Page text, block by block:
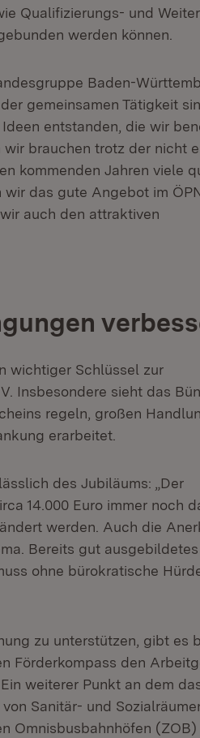
Qualifizierungs- und
werden können.
Baden-
gemeinsamen Tätigkeit
entstanden, die wir
brauchen trotz der nicht
kommenden Jahren viele
das gute Angebot im
auch den attraktiven
wichtiger Schlüssel zur
Insbesondere sieht das
regeln, großen
erarbeitet.
des Jubiläums: „Der
14.000 Euro immer noch
werden. Auch die
Bereits gut
ohne bürokratische
zu unterstützen, gibt es
Förderkompass den
weiterer Punkt an dem
Sanitär- und
Omnisbusbahnhöfen